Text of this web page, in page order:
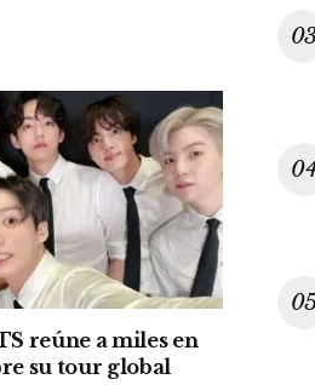
reúne a miles en
su tour global